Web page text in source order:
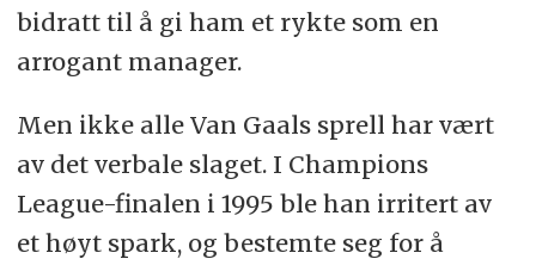
bidratt til å gi ham et rykte som en
arrogant manager.
Men ikke alle Van Gaals sprell har vært
av det verbale slaget. I Champions
League-finalen i 1995 ble han irritert av
et høyt spark, og bestemte seg for å